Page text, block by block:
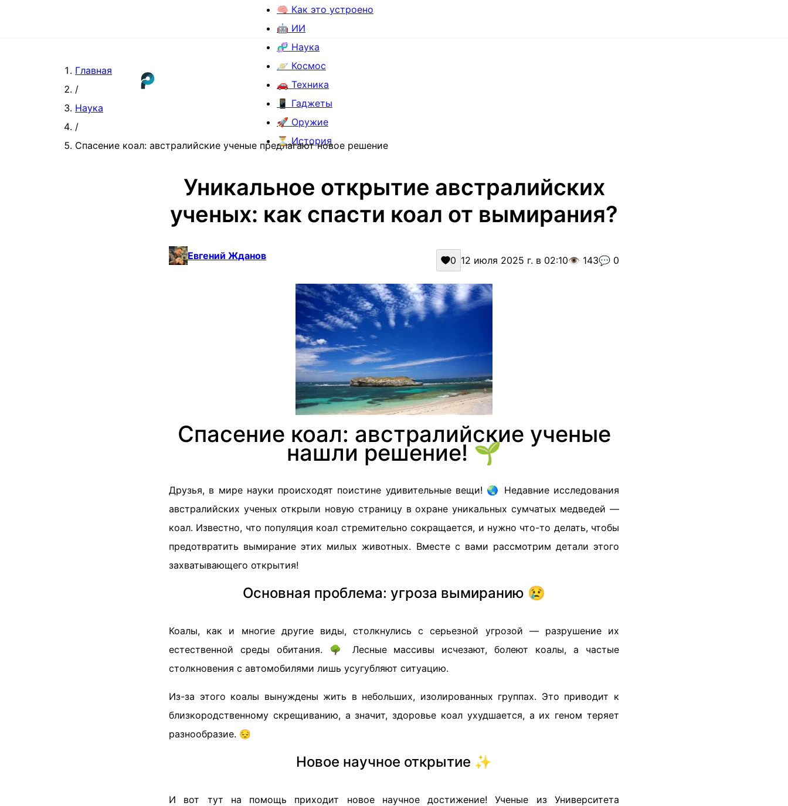
🧠 Как это устроено
🤖 ИИ
🧬 Наука
🪐 Космос
🚗 Техника
📱 Гаджеты
🚀 Оружие
⏳ История
Главная
/
Наука
/
Спасение коал: австралийские ученые предлагают новое решение
Уникальное открытие австралийских
ученых: как спасти коал от вымирания?
Евгений Жданов 0 12 июля 2025 г. в 02:10👁️ 143💬 0
Спасение коал: австралийские ученые
нашли решение! 🌱
Друзья, в мире науки происходят поистине удивительные вещи! 🌏 Недавние исследования
австралийских ученых открыли новую страницу в охране уникальных сумчатых медведей —
коал. Известно, что популяция коал стремительно сокращается, и нужно что-то делать, чтобы
предотвратить вымирание этих милых животных. Вместе с вами рассмотрим детали этого
захватывающего открытия!
Основная проблема: угроза вымиранию 😢
Коалы, как и многие другие виды, столкнулись с серьезной угрозой — разрушение их
естественной среды обитания. 🌳 Лесные массивы исчезают, болеют коалы, а частые
столкновения с автомобилями лишь усугубляют ситуацию.
Из-за этого коалы вынуждены жить в небольших, изолированных группах. Это приводит к
близкородственному скрещиванию, а значит, здоровье коал ухудшается, а их геном теряет
разнообразие. 😔
Новое научное открытие ✨
И вот тут на помощь приходит новое научное достижение! Ученые из Университета